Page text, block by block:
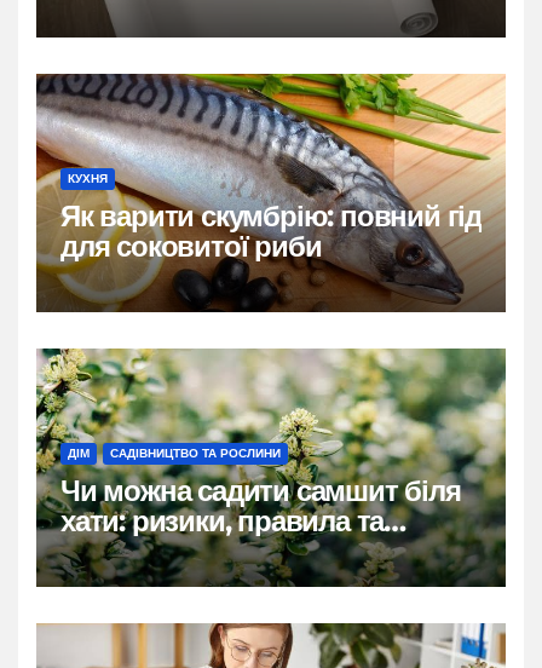
КУХНЯ
Як варити скумбрію: повний гід
для соковитої риби
ДІМ САДІВНИЦТВО ТА РОСЛИНИ
Чи можна садити самшит біля
хати: ризики, правила та
практичні рішення